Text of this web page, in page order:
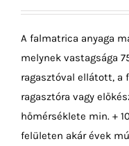
A falmatrica anyaga
melynek vastagsága
ragasztóval ellátott, a
ragasztóra vagy
hőmérséklete min. +
felületen akár évek